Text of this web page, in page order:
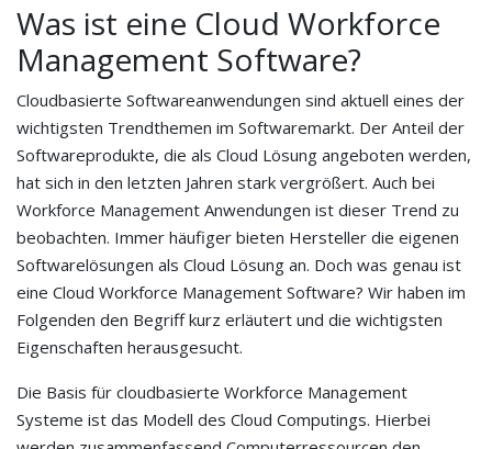
Was ist eine Cloud Workforce
Management Software?
Cloudbasierte Softwareanwendungen sind aktuell eines der
wichtigsten Trendthemen im Softwaremarkt. Der Anteil der
Softwareprodukte, die als Cloud Lösung angeboten werden,
hat sich in den letzten Jahren stark vergrößert. Auch bei
Workforce Management Anwendungen ist dieser Trend zu
beobachten. Immer häufiger bieten Hersteller die eigenen
Softwarelösungen als Cloud Lösung an. Doch was genau ist
eine Cloud Workforce Management Software? Wir haben im
Folgenden den Begriff kurz erläutert und die wichtigsten
Eigenschaften herausgesucht.
Die Basis für cloudbasierte Workforce Management
Systeme ist das Modell des Cloud Computings. Hierbei